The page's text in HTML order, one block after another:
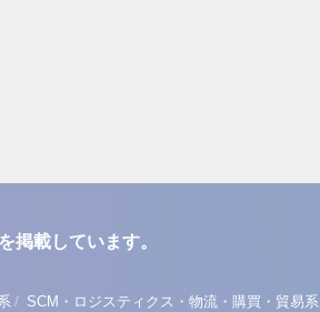
掲載しています。
/ SCM・ロジスティクス・物流・購買・貿易系